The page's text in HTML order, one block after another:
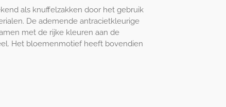
als knuffelzakken door het gebruik
De ademende antracietkleurige
met de rijke kleuren aan de
Het bloemenmotief heeft bovendien